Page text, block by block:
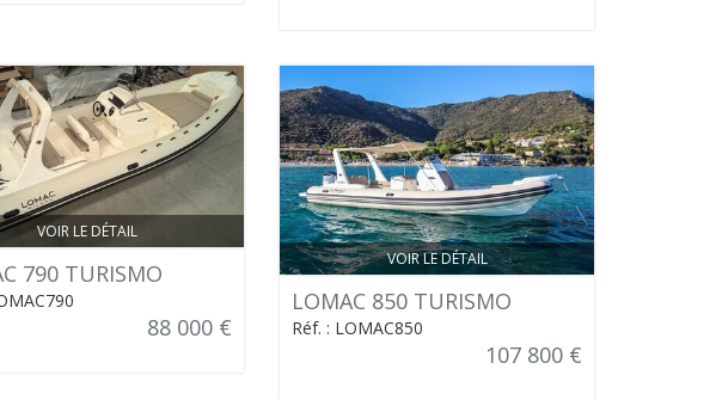
VOIR LE DÉTAIL
790 TURISMO
88 000 €
VOIR LE DÉTAIL
LOMAC 850 TURISMO
Réf. : LOMAC850
107 800 €